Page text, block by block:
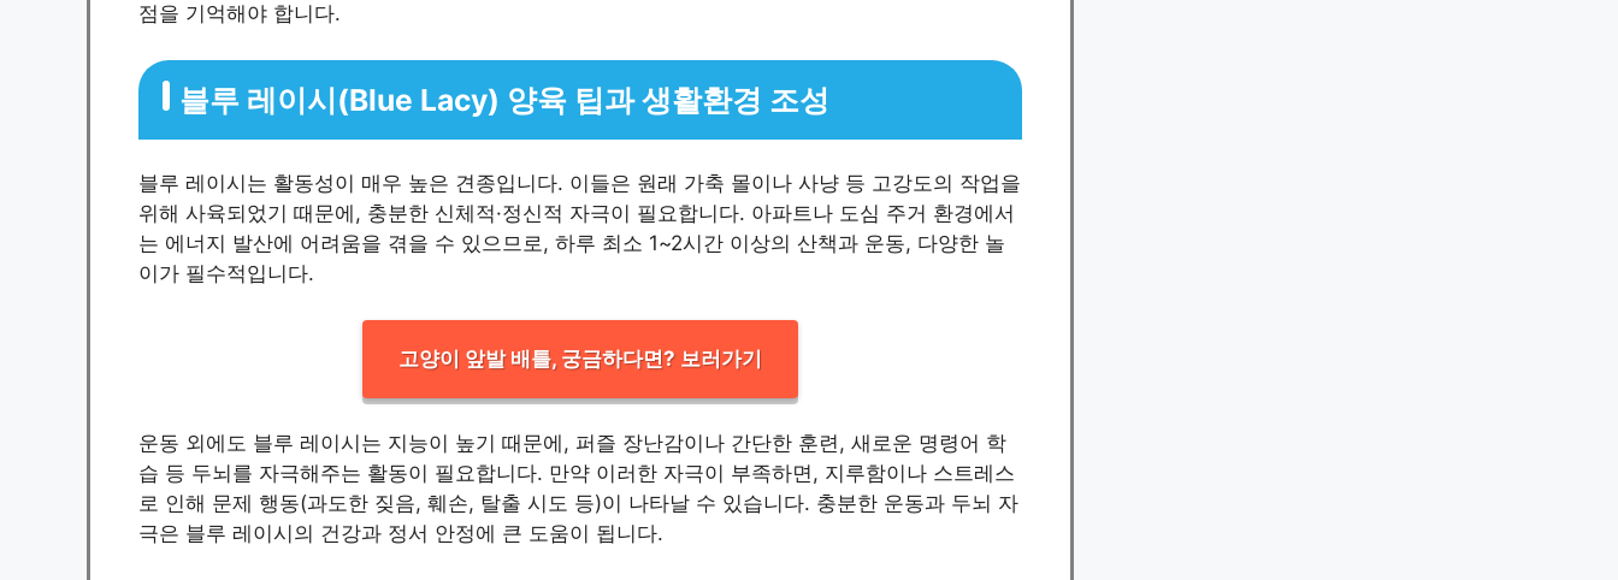
점을 기억해야 합니다.
블루 레이시(Blue Lacy) 양육 팁과 생활환경 조성
블루 레이시는 활동성이 매우 높은 견종입니다. 이들은 원래 가축 몰이나 사냥 등 고강도의 작업을
위해 사육되었기 때문에, 충분한 신체적·정신적 자극이 필요합니다. 아파트나 도심 주거 환경에서
는 에너지 발산에 어려움을 겪을 수 있으므로, 하루 최소 1~2시간 이상의 산책과 운동, 다양한 놀
이가 필수적입니다.
고양이 앞발 배틀, 궁금하다면? 보러가기
운동 외에도 블루 레이시는 지능이 높기 때문에, 퍼즐 장난감이나 간단한 훈련, 새로운 명령어 학
습 등 두뇌를 자극해주는 활동이 필요합니다. 만약 이러한 자극이 부족하면, 지루함이나 스트레스
로 인해 문제 행동(과도한 짖음, 훼손, 탈출 시도 등)이 나타날 수 있습니다. 충분한 운동과 두뇌 자
극은 블루 레이시의 건강과 정서 안정에 큰 도움이 됩니다.